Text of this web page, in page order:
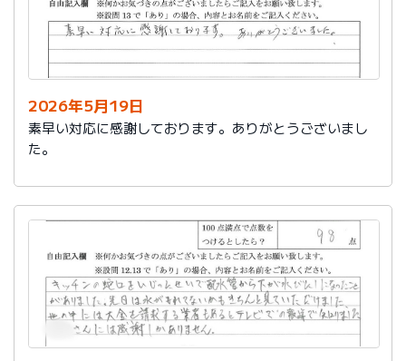
2026年5月19日
素早い対応に感謝しております。ありがとうございまし
た。